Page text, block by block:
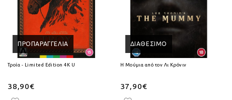
ΠΡΟΠΑΡΑΓΓΕΛΊΑ
Τροία - Limited Edition 4K Ultra HD
38,90€
ΔΙΑΘΈΣΙΜΟ
Η Μούμια από τον Λι Κρόνιν (2026) 4K Ultra HD
37,90€